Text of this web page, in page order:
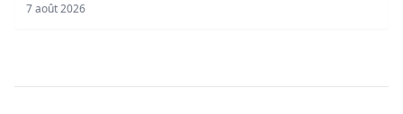
7 août 2026